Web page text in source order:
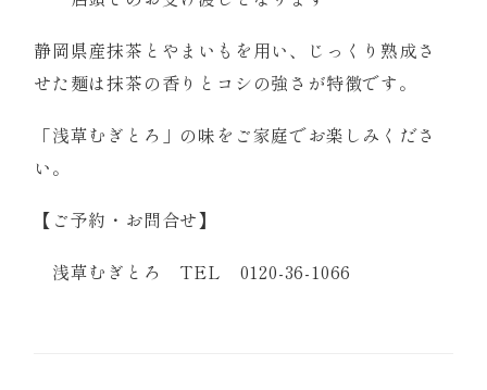
静岡県産抹茶とやまいもを用い、じっくり熟成さ
せた麺は抹茶の香りとコシの強さが特徴です。
「浅草むぎとろ」の味をご家庭でお楽しみくださ
い。
【ご予約・お問合せ】
浅草むぎとろ TEL 0120-36-1066